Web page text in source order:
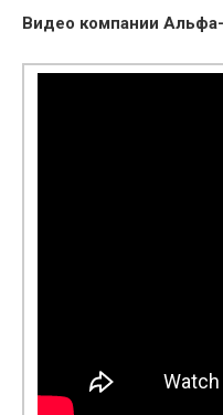
Видео компании